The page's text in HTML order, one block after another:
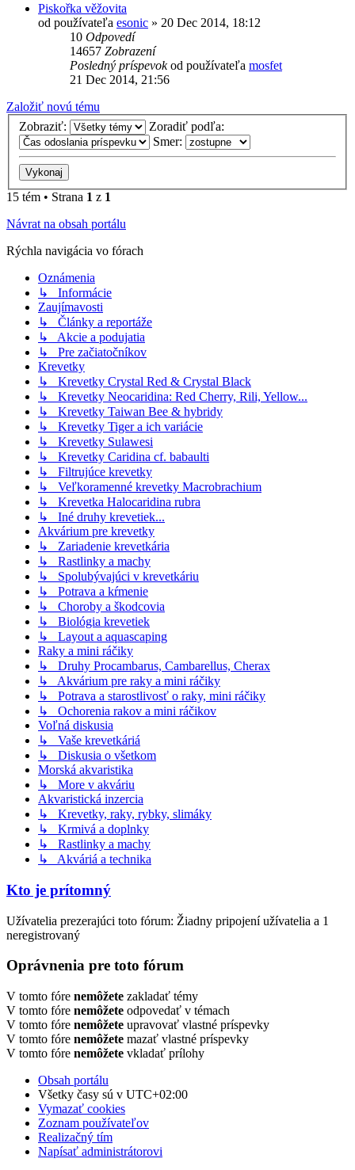
Piskořka věžovita
od používateľa esonic » 20 Dec 2014, 18:12
10 Odpovedí
14657 Zobrazení
Posledný príspevokod používateľa mosfet
21 Dec 2014, 21:56
Založiť novú tému
Zobraziť:
Zoradiť podľa:
Smer:
15 tém • Strana 1 z 1
Návrat na obsah portálu
Rýchla navigácia vo fórach
Oznámenia
↳ Informácie
Zaujímavosti
↳ Články a reportáže
↳ Akcie a podujatia
↳ Pre začiatočníkov
Krevetky
↳ Krevetky Crystal Red & Crystal Black
↳ Krevetky Neocaridina: Red Cherry, Rili, Yellow...
↳ Krevetky Taiwan Bee & hybridy
↳ Krevetky Tiger a ich variácie
↳ Krevetky Sulawesi
↳ Krevetky Caridina cf. babaulti
↳ Filtrujúce krevetky
↳ Veľkoramenné krevetky Macrobrachium
↳ Krevetka Halocaridina rubra
↳ Iné druhy krevetiek...
Akvárium pre krevetky
↳ Zariadenie krevetkária
↳ Rastlinky a machy
↳ Spolubývajúci v krevetkáriu
↳ Potrava a kŕmenie
↳ Choroby a škodcovia
↳ Biológia krevetiek
↳ Layout a aquascaping
Raky a mini ráčiky
↳ Druhy Procambarus, Cambarellus, Cherax
↳ Akvárium pre raky a mini ráčiky
↳ Potrava a starostlivosť o raky, mini ráčiky
↳ Ochorenia rakov a mini ráčikov
Voľná diskusia
↳ Vaše krevetkáriá
↳ Diskusia o všetkom
Morská akvaristika
↳ More v akváriu
Akvaristická inzercia
↳ Krevetky, raky, rybky, slimáky
↳ Krmivá a doplnky
↳ Rastlinky a machy
↳ Akváriá a technika
Kto je prítomný
Užívatelia prezerajúci toto fórum: Žiadny pripojení užívatelia a 1
neregistrovaný
Oprávnenia pre toto fórum
V tomto fóre nemôžete zakladať témy
V tomto fóre nemôžete odpovedať v témach
V tomto fóre nemôžete upravovať vlastné príspevky
V tomto fóre nemôžete mazať vlastné príspevky
V tomto fóre nemôžete vkladať prílohy
Obsah portálu
Všetky časy sú v UTC+02:00
Vymazať cookies
Zoznam používateľov
Realizačný tím
Napísať administrátorovi